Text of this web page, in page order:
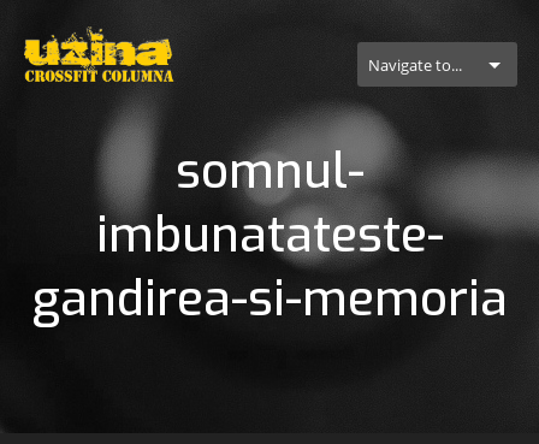
Navigate to...
somnul-
imbunatateste-
gandirea-si-memoria